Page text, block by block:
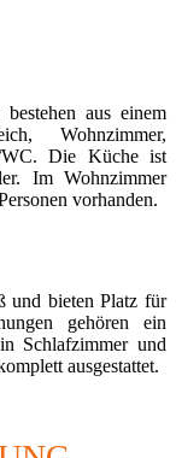
aus einem
Wohnzimmer,
WC. Die Küche ist
Im Wohnzimmer
vorhanden.
und bieten Platz für
gehören ein
Schlafzimmer und
ausgestattet.